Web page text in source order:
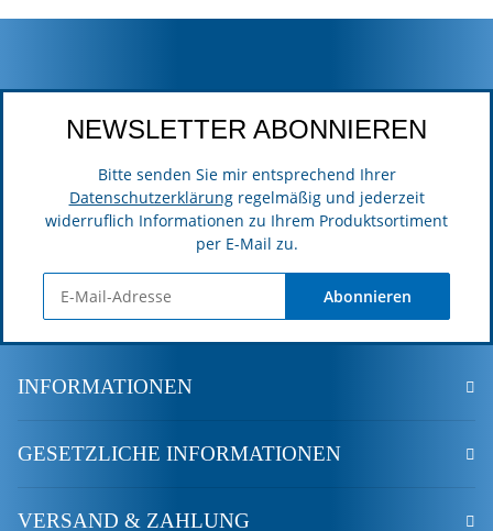
NEWSLETTER ABONNIEREN
Bitte senden Sie mir entsprechend Ihrer
Datenschutzerklärungregelmäßig und jederzeit
widerruflich Informationen zu Ihrem Produktsortiment
per E-Mail zu.
Abonnieren
INFORMATIONEN
GESETZLICHE INFORMATIONEN
VERSAND & ZAHLUNG